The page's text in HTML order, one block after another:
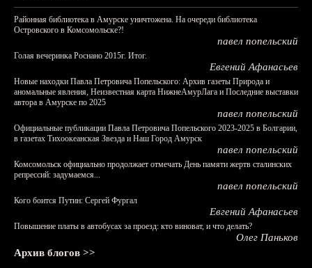
Районная библиотека в Амурске уничтожена. На очереди библиотека
Островского в Комсомольске?!
павел попельский
Голая вечеринка Роснано 2015г. Итог.
Евгений Афанасьев
Новые находки Павла Петровича Попельского: Архив газеты Природа и
аномальные явления, Неизвестная карта НижнеАмурЛага и Последние выставки
автора в Амурске по 2025
павел попельский
Официальные публикации Павла Петровича Попельского 2023-2025 в Болгарии,
в газетах Тихоокеанская Звезда и Наш Город Амурск
павел попельский
Комсомольск официально продолжает отмечать День памяти жертв сталинских
репрессий: задумаемся...
павел попельский
Кого боится Путин: Сергей Фургал
Евгений Афанасьев
Повышение платы в автобусах за проезд: кто виноват, и что делать?
Олег Паньков
Архив блогов >>